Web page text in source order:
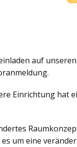
auf
Einrichtung hat
um eine